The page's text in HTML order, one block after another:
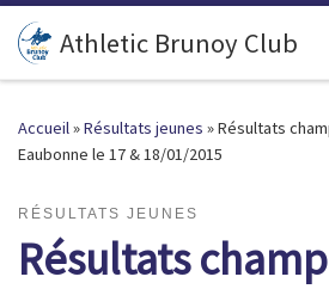
Passer au contenu
Athletic Brunoy Club
Accueil»Résultats jeunes »Résultats
Eaubonne le 17 & 18/01/2015
RÉSULTATS JEUNES
Résultats